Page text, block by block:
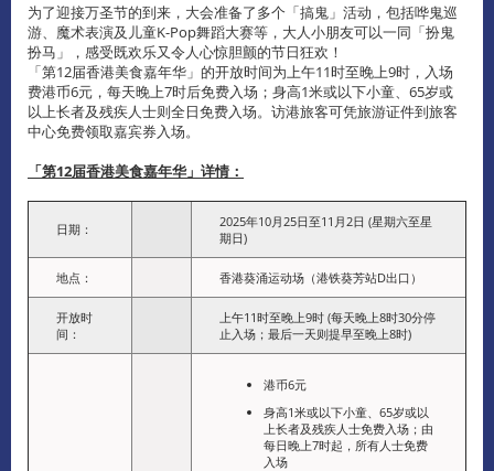
为了迎接万圣节的到来，大会准备了多个「搞鬼」活动，包括哗鬼巡
游、魔术表演及儿童K-Pop舞蹈大赛等，大人小朋友可以一同「扮鬼
扮马」，感受既欢乐又令人心惊胆颤的节日狂欢！
「第12届香港美食嘉年华」的开放时间为上午11时至晚上9时，入场
费港币6元，每天晚上7时后免费入场；身高1米或以下小童、65岁或
以上长者及残疾人士则全日免费入场。访港旅客可凭旅游证件到旅客
中心免费领取嘉宾券入场。
「第12届香港美食嘉年华」详情：
日期：
2025年10月25日至11月2日 (星期六至星
期日)
地点： 香港葵涌运动场（港铁葵芳站D出口）
开放时
间：
上午11时至晚上9时 (每天晚上8时30分停
止入场；最后一天则提早至晚上8时)
港币6元
身高1米或以下小童、65岁或以
上长者及残疾人士免费入场；由
每日晚上7时起，所有人士免费
入场